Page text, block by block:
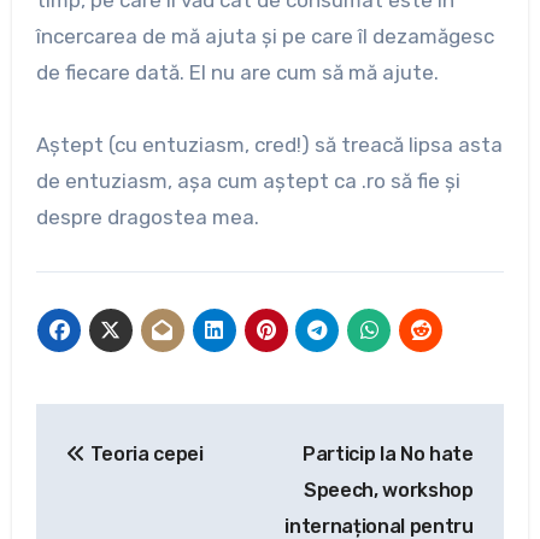
încercarea de mă ajuta și pe care îl dezamăgesc
de fiecare dată. El nu are cum să mă ajute.
Aștept (cu entuziasm, cred!) să treacă lipsa asta
de entuziasm, așa cum aștept ca .ro să fie și
despre dragostea mea.
Teoria cepei
Particip la No hate
Speech, workshop
internațional pentru